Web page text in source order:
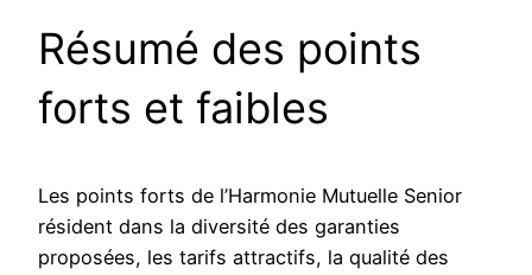
Résumé des points
forts et faibles
Les points forts de l’Harmonie Mutuelle Senior
résident dans la diversité des garanties
proposées, les tarifs attractifs, la qualité des